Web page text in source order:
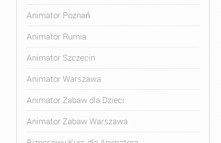
Animator Poznań
Animator Rumia
Animator Szczecin
Animator Warszawa
Animator Zabaw dla Dzieci
Animator Zabaw Warszawa